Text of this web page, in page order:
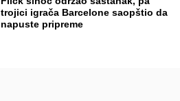
trojici igrača Barcelone saopštio da
napuste pripreme